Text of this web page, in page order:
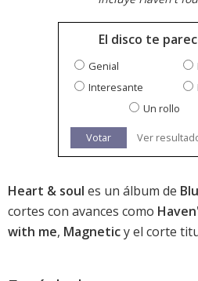
El disco te
Genial
Interesante
Un rollo
Votar Ver
Heart & soul es un álbum de
cortes con avances como
with me, Magneticy el corte